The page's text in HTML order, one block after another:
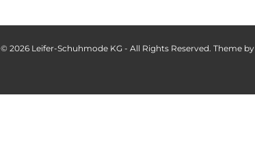
© 2026 Leifer-Schuhmode KG - All Rights Reserved. Theme by